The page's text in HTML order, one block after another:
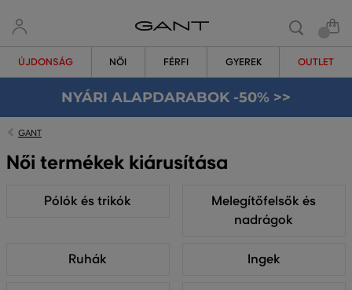
ÚJDONSÁG NŐI FÉRFI GYEREK OUTLET
NYÁRI ALAPDARABOK -50% >>
GANT
Női termékek kiárusítása
Pólók és trikók
Melegítőfelsők és
nadrágok
Ruhák Ingek